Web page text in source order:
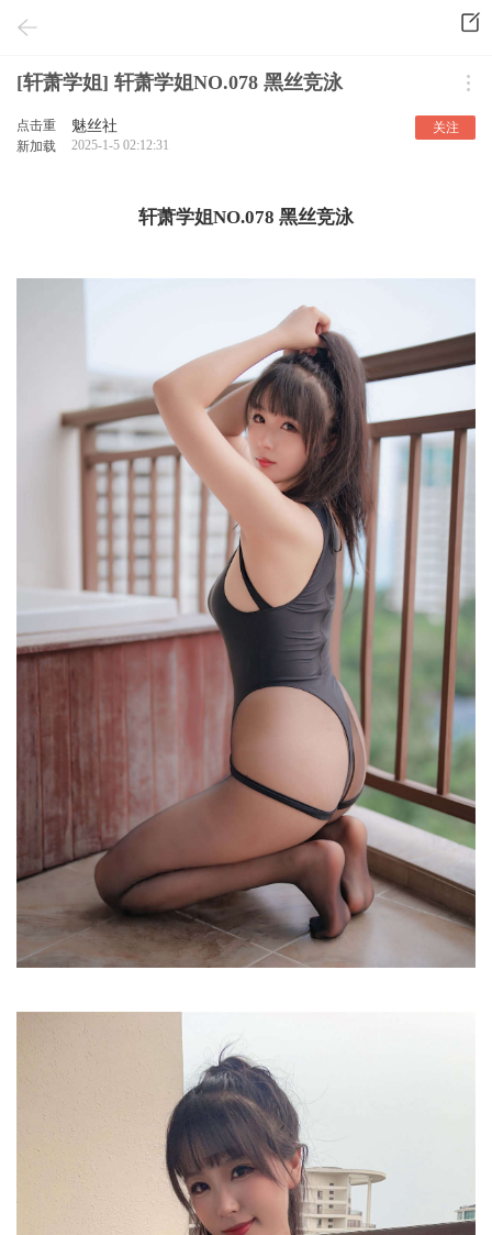
[轩萧学姐] 轩萧学姐NO.078 黑丝竞泳
点击重
新加载
魅丝社
2025-1-5 02:12:31
关注
轩萧学姐NO.078 黑丝竞泳